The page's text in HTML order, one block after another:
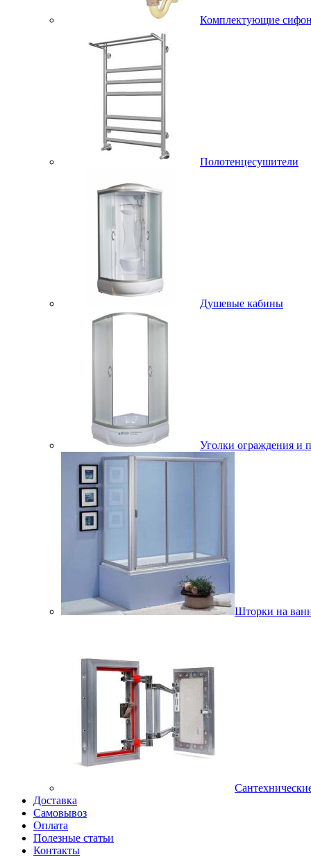
Комплектующие
Полотенцесушители
Душевые кабины
Уголки ограждения и
Шторки на
Доставка
Самовывоз
Оплата
Полезные статьи
Контакты